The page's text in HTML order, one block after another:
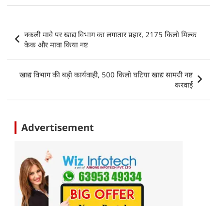
at
s
A
p
p
c
e
b
o
o
itt
er
k
e
dI
n
ai
l
ar
e
navigation
नकली मावे पर खाद्य विभाग का लगातार प्रहार, 2175 किलो मिल्क
केक और मावा किया नष्ट
खाद्य विभाग की बड़ी कार्यवाही, 500 किलो घटिया खाद्य सामग्री नष्ट
करवाई
Advertisement